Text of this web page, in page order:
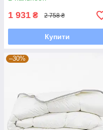
1 931 ₴ 2 758 ₴
Купити
–30%